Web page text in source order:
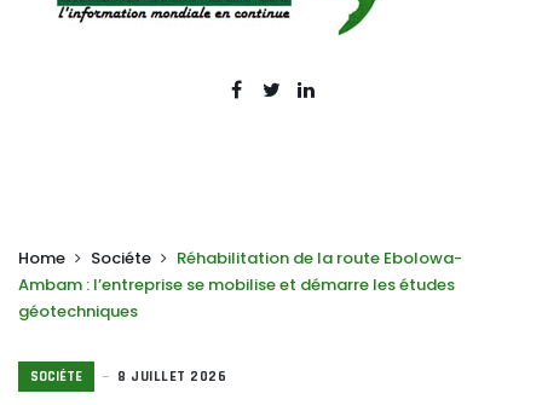
Home Sociéte
Réhabilitation de la route Ebolowa-
Ambam : l’entreprise se mobilise et démarre les études
géotechniques
SOCIÉTE 8 JUILLET 2026